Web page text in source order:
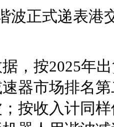
波正式递表港
，按2025年
器市场排名
按收入计同